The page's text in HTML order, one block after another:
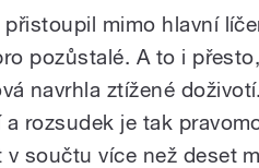
mimo hlavní
pozůstalé. A to i
navrhla ztížené
rozsudek je tak
součtu více než deset